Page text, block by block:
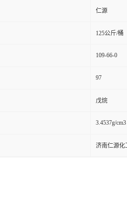
仁源
125公斤/桶
109-66-0
97
戊烷
3.4537g/cm3
济南仁源化